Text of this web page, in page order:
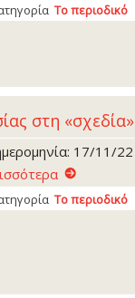
Το περιοδικό
στη «σχεδία»
17/11/22
Το περιοδικό